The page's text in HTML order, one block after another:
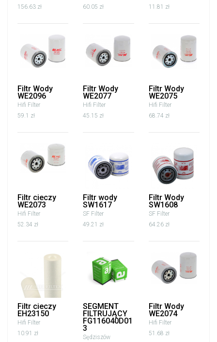
156.63 zł
60.05 zł
11.81 zł
Filtr Wody
WE2096
Hifi Filter
59.1 zł
Filtr Wody
WE2077
Hifi Filter
45.15 zł
Filtr Wody
WE2075
Hifi Filter
68.74 zł
Filtr cieczy
WE2073
Hifi Filter
52.34 zł
Filtr wody
SW1617
SF Filter
49.21 zł
Filtr Wody
SW1608
SF Filter
64.26 zł
Filtr cieczy
EH23150
Hifi Filter
10.91 zł
SEGMENT
FILTRUJĄCY
FG116040D01
3
Sędziszów
Filtr Wody
WE2074
Hifi Filter
51.68 zł